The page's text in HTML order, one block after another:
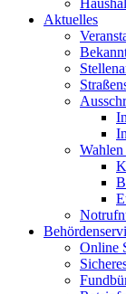
Aktuelles
Online